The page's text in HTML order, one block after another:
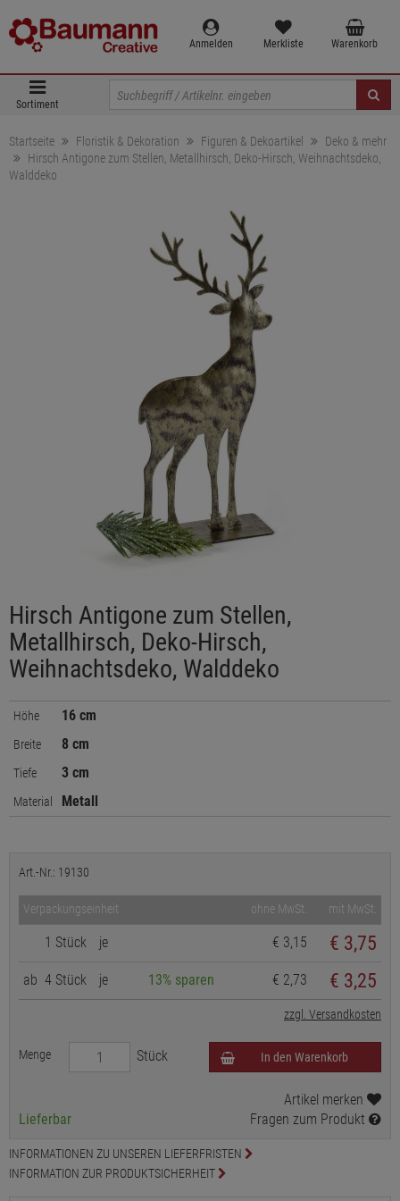
Anmelden Merkliste Warenkorb
Sortiment
Startseite Floristik & Dekoration Figuren & Dekoartikel
Deko & mehr
Hirsch Antigone zum Stellen, Metallhirsch, Deko-Hirsch, Weihnachtsdeko,
Walddeko
Hirsch Antigone zum Stellen,
Metallhirsch, Deko-Hirsch,
Weihnachtsdeko, Walddeko
Höhe 16 cm
Breite 8 cm
Tiefe 3 cm
Material Metall
Art.-Nr.: 19130
Verpackungseinheit ohne MwSt. mit MwSt.
1 Stück je € 3,15 € 3,75
ab 4 Stück je 13% sparen € 2,73 € 3,25
zzgl. Versandkosten
Menge Stück In den Warenkorb
Lieferbar
Artikel merken
Fragen zum Produkt
INFORMATIONEN ZU UNSEREN LIEFERFRISTEN
INFORMATION ZUR PRODUKTSICHERHEIT